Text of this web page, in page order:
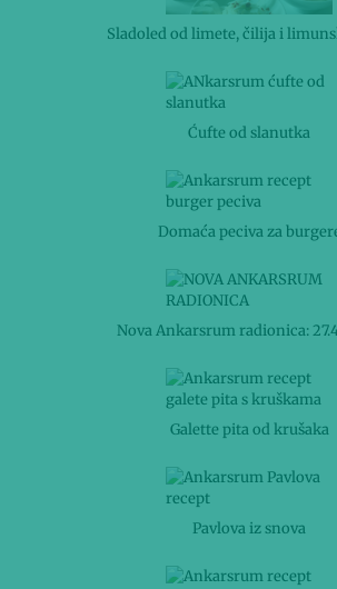
Sladoled od limete, čilija i
Ćufte od slanutka
Domaća peciva za
Nova Ankarsrum radionica:
Galette pita od krušaka
Pavlova iz snova